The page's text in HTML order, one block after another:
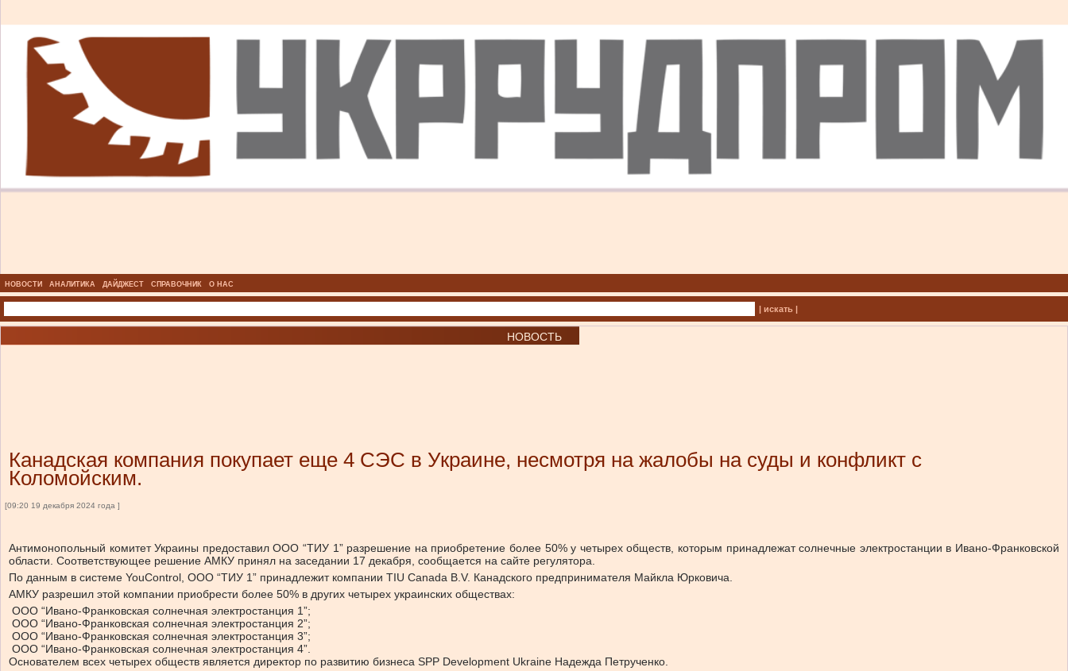
НОВОСТИ АНАЛИТИКА ДАЙДЖЕСТ СПРАВОЧНИК О НАС
| искать |
НОВОСТЬ
Канадская компания покупает еще 4 СЭС в Украине, несмотря на жалобы на суды и конфликт с
Коломойским.
[09:20 19 декабря 2024 года ]
Антимонопольный комитет Украины предоставил ООО “ТИУ 1” разрешение на приобретение более 50% у четырех обществ, которым принадлежат солнечные электростанции в Ивано-Франковской
области. Соответствующее решение АМКУ принял на заседании 17 декабря, сообщается на сайте регулятора.
По данным в системе YouControl, ООО “ТИУ 1” принадлежит компании TIU Canada B.V. Канадского предпринимателя Майкла Юрковича.
АМКУ разрешил этой компании приобрести более 50% в других четырех украинских обществах:
ООО “Ивано-Франковская солнечная электростанция 1”;
ООО “Ивано-Франковская солнечная электростанция 2”;
ООО “Ивано-Франковская солнечная электростанция 3”;
ООО “Ивано-Франковская солнечная электростанция 4”.
Основателем всех четырех обществ является директор по развитию бизнеса SPP Development Ukraine Надежда Петрученко.